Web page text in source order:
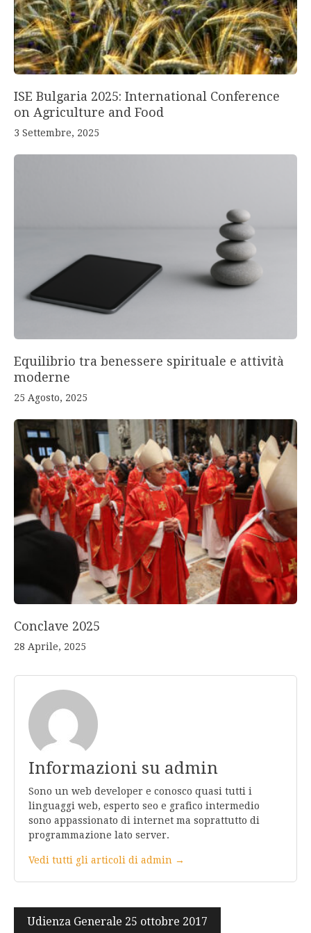
ISE Bulgaria 2025: International Conference
on Agriculture and Food
3 Settembre, 2025
Equilibrio tra benessere spirituale e attività
moderne
25 Agosto, 2025
Conclave 2025
28 Aprile, 2025
Informazioni su admin
Sono un web developer e conosco quasi tutti i
linguaggi web, esperto seo e grafico intermedio
sono appassionato di internet ma soprattutto di
programmazione lato server.
Vedi tutti gli articoli di admin →
Navigazione
Udienza Generale 25 ottobre 2017